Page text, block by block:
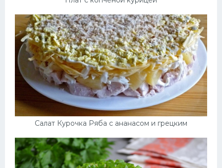
Салат Курочка Ряба с ананасом и грецким